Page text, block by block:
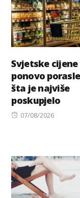
Svjetske
ponovo
šta je najviše
poskupjelo
Posted
07/08/2026